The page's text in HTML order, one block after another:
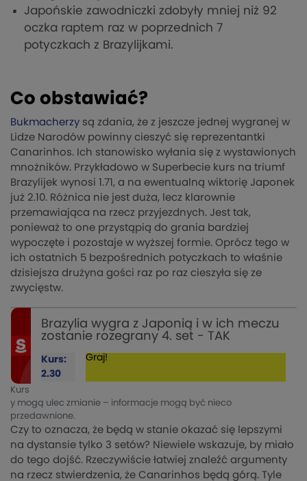
Japońskie zawodniczki zdobyły mniej niż 92
oczka raptem raz w poprzednich 7
potyczkach z Brazylijkami.
Co obstawiać?
Bukmacherzy są zdania, że z jeszcze jednej wygranej w
Lidze Narodów powinny cieszyć się reprezentantki
Canarinhos. Ich stanowisko wyłania się z wystawionych
mnożników. Przykładowo w Superbecie kurs na triumf
Brazylijek wynosi 1.71, a na ewentualną wiktorię Japonek
już 2.10. Różnica nie jest duża, lecz klarownie
przemawiająca na rzecz przyjezdnych. Jest tak,
ponieważ to one przystąpią do grania bardziej
wypoczęte i pozostaje w wyższej formie. Oprócz tego w
ich ostatnich 5 bezpośrednich potyczkach to właśnie
dzisiejsza drużyna gości raz po raz cieszyła się ze
zwycięstw.
Brazylia wygra z Japonią i w ich meczu
zostanie rozegrany 4. set - TAK
Kurs:
2.30
Graj!
Kurs
y mogą ulec zmianie – informacje mogą być nieco
przedawnione.
Czy to oznacza, że będą w stanie okazać się lepszymi
na dystansie tylko 3 setów? Niewiele wskazuje, by miało
do tego dojść. Rzeczywiście łatwiej znaleźć argumenty
na rzecz stwierdzenia, że Canarinhos będą górą. Tyle